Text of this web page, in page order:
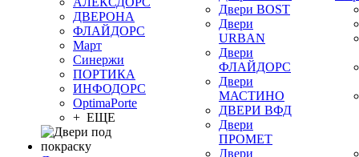
ДВЕРОНА
ФЛАЙДОРС
Март
Синержи
ПОРТИКА
ИНФОДОРС
OptimaPorte
+ ЕЩЕ
Двери BOST
Двери
URBAN
Двери
ФЛАЙДОРС
Двери
МАСТИНО
ДВЕРИ ВФД
Двери
ПРОМЕТ
Двери